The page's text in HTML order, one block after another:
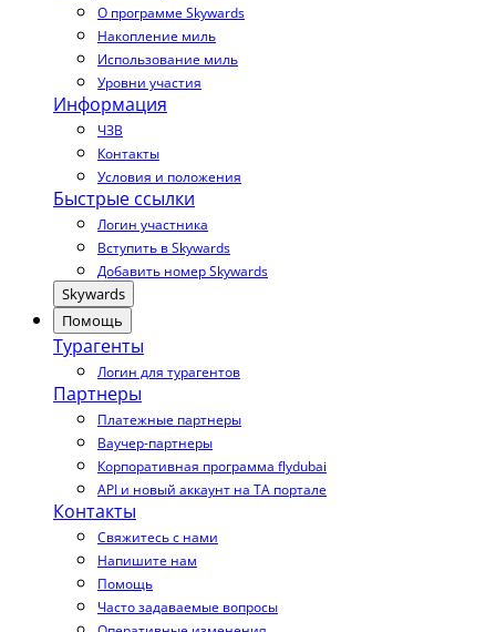
О программе Skywards
Накопление миль
Использование миль
Уровни участия
Информация
ЧЗВ
Контакты
Условия и положения
Быстрые ссылки
Логин участника
Вступить в Skywards
Добавить номер Skywards
Skywards
Помощь
Турагенты
Логин для турагентов
Партнеры
Платежные партнеры
Ваучер-партнеры
Корпоративная программа flydubai
API и новый аккаунт на TA портале
Контакты
Свяжитесь с нами
Напишите нам
Помощь
Часто задаваемые вопросы